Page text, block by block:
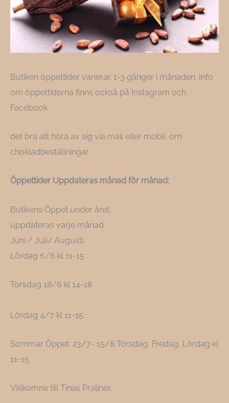
Butiken öppettider varierar. 1-3 gånger i månaden. Info
om öppettiderna finns också på Instagram och
Facebook
det bra att höra av sig via mail eller mobil, om
chokladbeställningar
Öppettider Uppdateras månad för månad:
Butikens Öppet under året,
uppdateras varje månad
Juni / Juli/ Augusti:
Lördag 6/6 kl 11-15
Torsdag 18/6 kl 14-18
Lördag 4/7 kl 11-15
Sommar Öppet: 23/7- 15/8 Torsdag, Fredag, Lördag kl
11-15
Välkomna till Tinas Praliner.